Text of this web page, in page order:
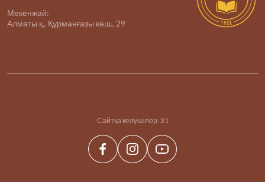
Мекенжай:
Алматы қ., Құрманғазы көш., 29
Сайтқа келушілер: 31